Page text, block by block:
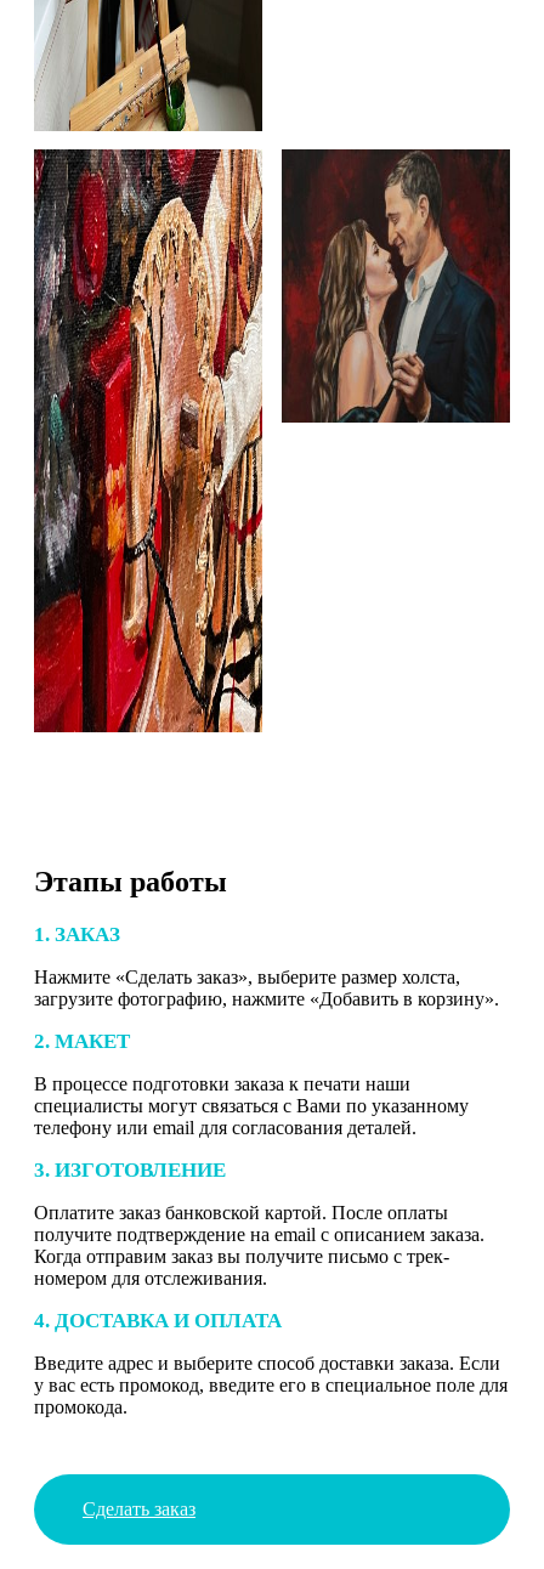
Этапы работы
1. ЗАКАЗ
Нажмите «Сделать заказ», выберите размер холста,
загрузите фотографию, нажмите «Добавить в корзину».
2. МАКЕТ
В процессе подготовки заказа к печати наши
специалисты могут связаться с Вами по указанному
телефону или email для согласования деталей.
3. ИЗГОТОВЛЕНИЕ
Оплатите заказ банковской картой. После оплаты
получите подтверждение на email с описанием заказа.
Когда отправим заказ вы получите письмо с трек-
номером для отслеживания.
4. ДОСТАВКА И ОПЛАТА
Введите адрес и выберите способ доставки заказа. Если
у вас есть промокод, введите его в специальное поле для
промокода.
Сделать заказ